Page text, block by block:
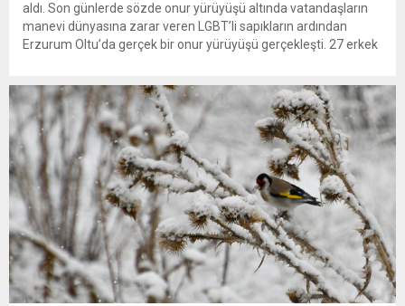
aldı. Son günlerde sözde onur yürüyüşü altında vatandaşların
manevi dünyasına zarar veren LGBT’li sapıkların ardından
Erzurum Oltu’da gerçek bir onur yürüyüşü gerçekleşti. 27 erkek
kala...